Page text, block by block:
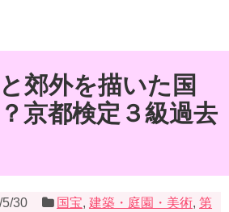
郊外を描いた国
京都検定３級過去
5/30 国宝,建築・庭園・美術,第